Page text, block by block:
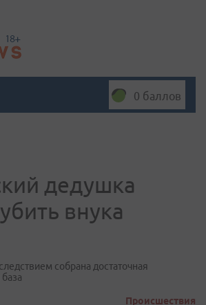
0 баллов
дедушка
внука
собрана достаточная
Происшествия